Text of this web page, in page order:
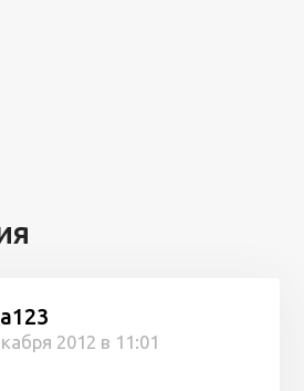
2012 в 11:01